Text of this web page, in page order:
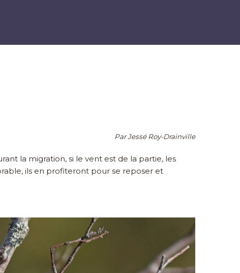
Par Jessé Roy-Drainville
la migration, si le vent est de la partie, les
ils en profiteront pour se reposer et